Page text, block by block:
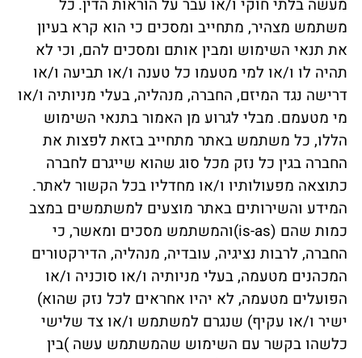
מעשה בלתי חוקי ו/או עבר על הוראות הדין. כל
משתמש מצהיר, מתחייב ומסכים כי הוא קרא בעיון
את תנאי השימוש ומבין אותם ומסכים להם, וכי לא
תהיה לו ו/או למי מטעמו כל טענה ו/או תביעה ו/או
דרישה נגד המיזם, החברה, מנהליה, בעלי מניותיה ו/או
מי מטעמם. מבלי לגרוע מן האמור בתנאי השימוש
הללו, כל משתמש באתר מתחייב בזאת לפצות את
החברה בגין כל נזק מכל סוג שהוא שייגרם לחברה
כתוצאה מפעולותיו ו/או מחדליו בכל הקשור לאתר.
המידע והשירותים באתר מוצעים למשתמשים במצב
כמות שהם (is-as)והמשתמש מסכים ומאשר, כי
החברה, לרבות נציגיה, עובדיה, מנהליה, הדירקטורים
המכהנים מטעמה, בעלי מניותיה ו/או סוכניה ו/או
הפועלים מטעמה, לא יהיו אחראים לכל נזק שהוא)
ישיר ו/או עקיף) שנגרם למשתמש ו/או צד שלישי
כלשהו בקשר עם השימוש שהמשתמש עשה )בין